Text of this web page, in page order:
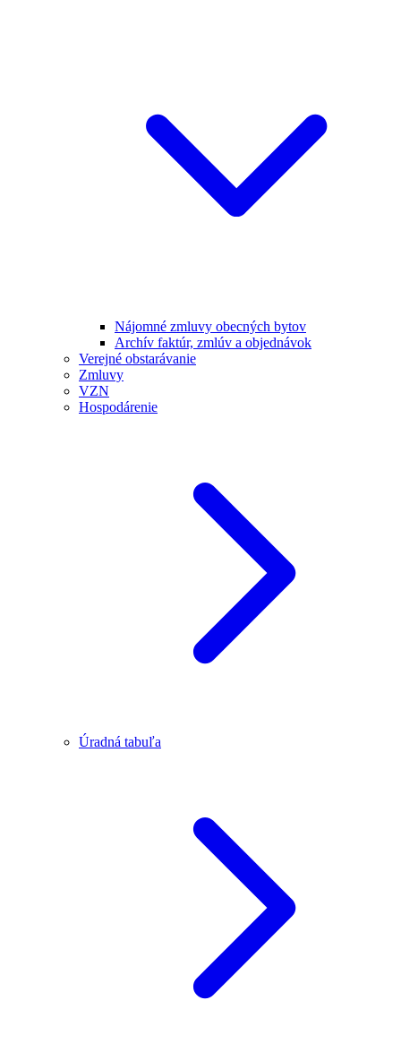
Nájomné zmluvy obecných bytov
Archív faktúr, zmlúv a objednávok
Verejné obstarávanie
Zmluvy
VZN
Hospodárenie
Úradná tabuľa